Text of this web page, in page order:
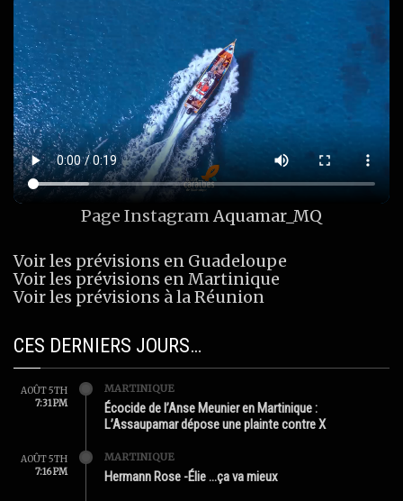
Page InstagramAquamar_MQ
Voir les prévisions en Guadeloupe
Voir les prévisions en Martinique
Voir les prévisions à la Réunion
CES DERNIERS JOURS…
AOÛT 5TH
7:31 PM
MARTINIQUE
Écocide de l’Anse Meunier en Martinique :
L’Assaupamar dépose une plainte contre X
AOÛT 5TH
7:16 PM
MARTINIQUE
Hermann Rose -Élie …ça va mieux